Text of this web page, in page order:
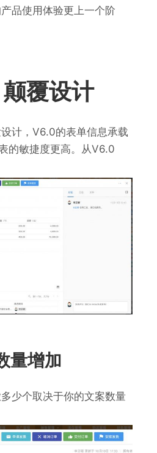
品使用体验更上一个阶
覆设计
计，V6.0的表单信息承载
的敏捷度更高。从V6.0
量增加
少个取决于你的文案数量